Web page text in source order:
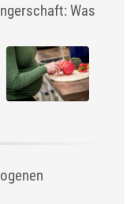
Was